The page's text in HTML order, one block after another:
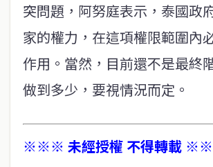
突問題，阿努庭表示，泰國政
家的權力，在這項權限範圍內
作用。當然，目前還不是最終
做到多少，要視情況而定。
※※※ 未經授權 不得轉載